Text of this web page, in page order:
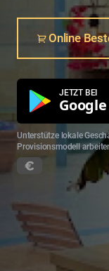
Online
JETZT BEI
Unterstütze lokale
Provisionsmodell